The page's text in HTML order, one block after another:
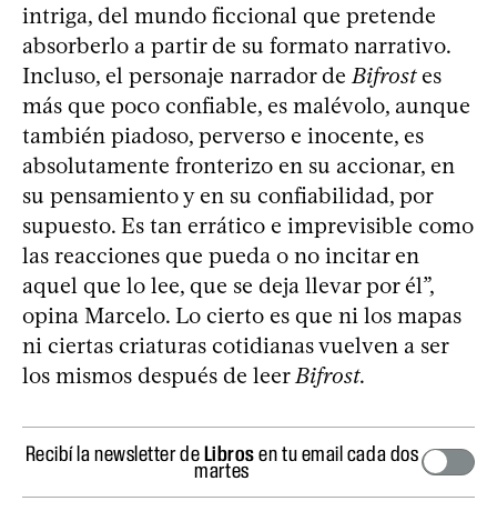
intriga, del mundo ficcional que pretende
absorberlo a partir de su formato narrativo.
Incluso, el personaje narrador deBifrostes
más que poco confiable, es malévolo, aunque
también piadoso, perverso e inocente, es
absolutamente fronterizo en su accionar, en
su pensamiento y en su confiabilidad, por
supuesto. Es tan errático e imprevisible como
las reacciones que pueda o no incitar en
aquel que lo lee, que se deja llevar por él”,
opina Marcelo. Lo cierto es que ni los mapas
ni ciertas criaturas cotidianas vuelven a ser
los mismos después de leerBifrost.
Recibí la newsletter deLibrosen tu email cada dos
martes